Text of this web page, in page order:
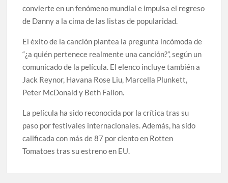
convierte en un fenómeno mundial e impulsa el regreso
de Danny a la cima de las listas de popularidad.
El éxito de la canción plantea la pregunta incómoda de
“¿a quién pertenece realmente una canción?”, según un
comunicado de la película. El elenco incluye también a
Jack Reynor, Havana Rose Liu, Marcella Plunkett,
Peter McDonald y Beth Fallon.
La película ha sido reconocida por la crítica tras su
paso por festivales internacionales. Además, ha sido
calificada con más de 87 por ciento en Rotten
Tomatoes tras su estreno en EU.